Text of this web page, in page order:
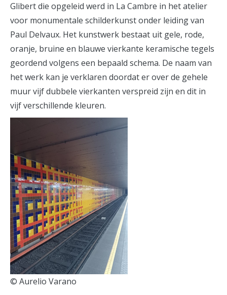
Glibert die opgeleid werd in La Cambre in het atelier
voor monumentale schilderkunst onder leiding van
Paul Delvaux. Het kunstwerk bestaat uit gele, rode,
oranje, bruine en blauwe vierkante keramische tegels
geordend volgens een bepaald schema. De naam van
het werk kan je verklaren doordat er over de gehele
muur vijf dubbele vierkanten verspreid zijn en dit in
vijf verschillende kleuren.
© Aurelio Varano